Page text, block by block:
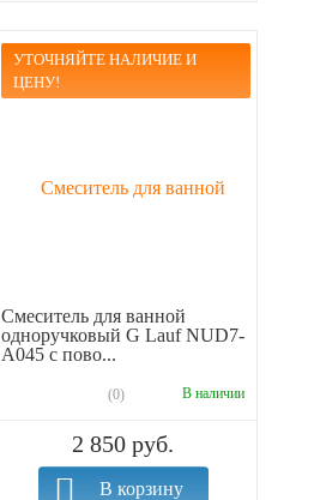
УТОЧНЯЙТЕ НАЛИЧИЕ И
ЦЕНУ!
Смеситель для ванной
одноручковый G Lauf NUD7-
A045 с пово...
(0) В наличии
2 850 руб.
В корзину